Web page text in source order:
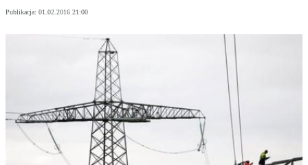
Publikacja: 01.02.2016 21:00